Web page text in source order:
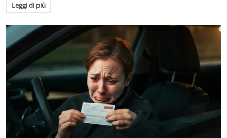
Leggi di più